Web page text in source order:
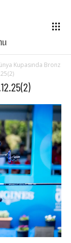
Kupasında Bronz